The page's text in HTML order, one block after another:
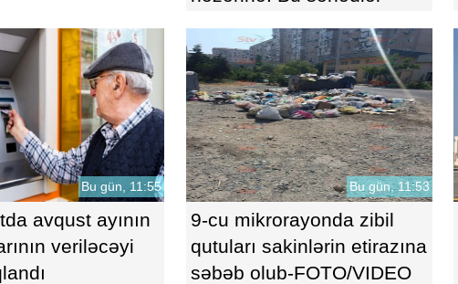
Bu gün, 11:55
avqust ayının
veriləcəyi
Bu gün, 11:53
9-cu mikrorayonda zibil
qutuları sakinlərin etirazına
səbəb olub-FOTO/VIDEO